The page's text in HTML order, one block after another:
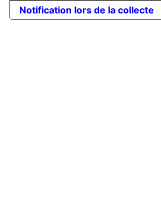
Notification lors de la collecte